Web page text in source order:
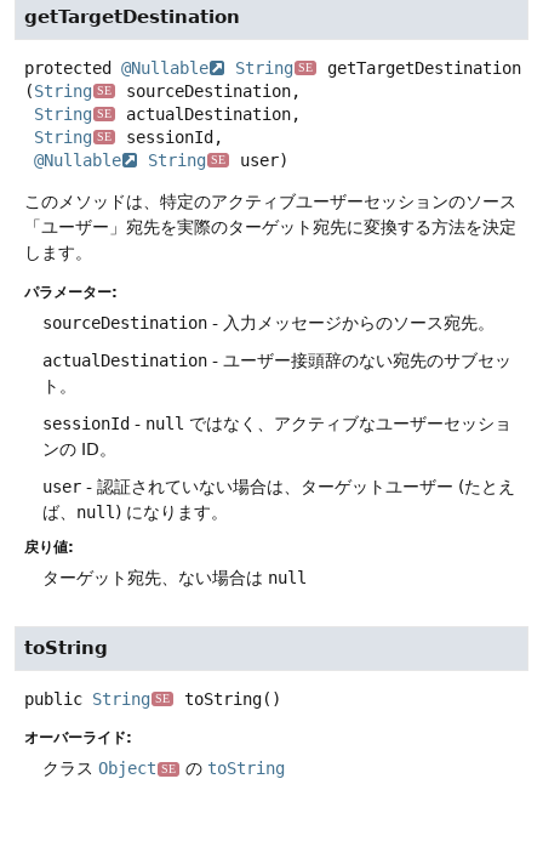
getTargetDestination
protected @Nullable String SE
getTargetDestination
(String SE
sourceDestination,
String SE
actualDestination,
String SE
sessionId,
@Nullable
String SE user)
このメソッドは、特定のアクティブユーザーセッションのソース
「ユーザー」宛先を実際のターゲット宛先に変換する方法を決定
します。
パラメーター:
sourceDestination - 入力メッセージからのソース宛先。
actualDestination - ユーザー接頭辞のない宛先のサブセッ
ト。
sessionId - null ではなく、アクティブなユーザーセッショ
ンの ID。
user - 認証されていない場合は、ターゲットユーザー (たとえ
ば、 null ) になります。
戻り値:
ターゲット宛先、ない場合は null
toString
public String SE toString()
オーバーライド:
クラス Object SE の toString